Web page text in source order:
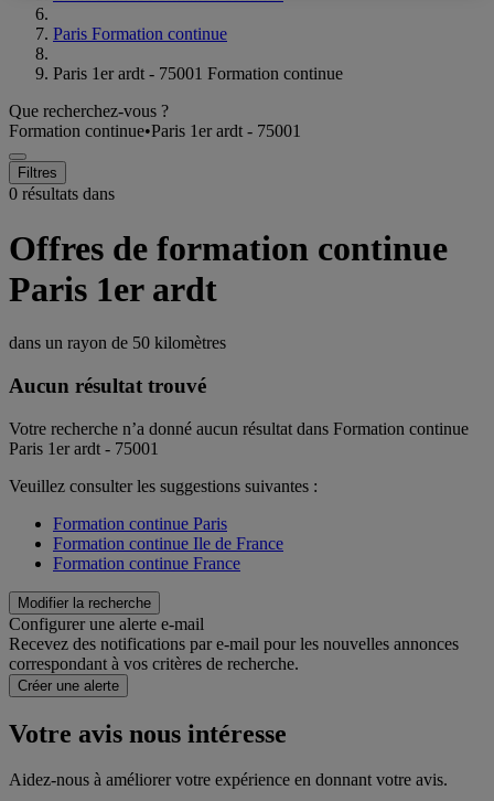
Paris Formation continue
Paris 1er ardt - 75001 Formation continue
Que recherchez-vous ?
Formation continue•Paris 1er ardt - 75001
Filtres
0 résultats dans
Offres de formation continue
Paris 1er ardt
dans un rayon de 50 kilomètres
Aucun résultat trouvé
Votre recherche n’a donné aucun résultat dans Formation continue
Paris 1er ardt - 75001
Veuillez consulter les suggestions suivantes :
Formation continue Paris
Formation continue Ile de France
Formation continue France
Modifier la recherche
Configurer une alerte e-mail
Recevez des notifications par e-mail pour les nouvelles annonces
correspondant à vos critères de recherche.
Créer une alerte
Votre avis nous intéresse
Aidez-nous à améliorer votre expérience en donnant votre avis.